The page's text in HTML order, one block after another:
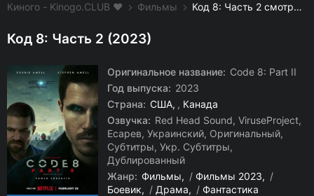
Киного - Kinogo.CLUB ❤️ Фильмы Код 8: Часть 2 смотреть онлайн бесплатно
Код 8: Часть 2 (2023)
Оригинальное название: Code 8: Part II
Год выпуска: 2023
Страна: США , Канада
Озвучка: Red Head Sound, ViruseProject,
Есарев, Украинский, Оригинальный,
Субтитры, Укр. Субтитры,
Дублированный
Жанр: Фильмы / Фильмы 2023
/
Боевик
/ Драма / Фантастика